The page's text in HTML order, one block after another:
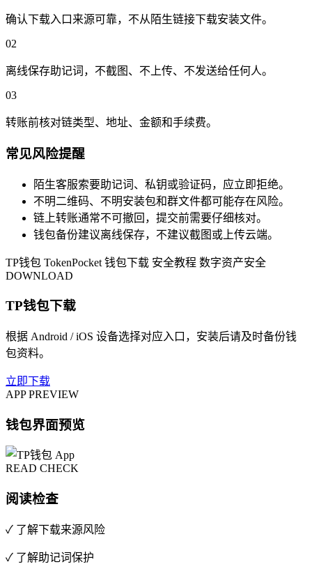
确认下载入口来源可靠，不从陌生链接下载安装文件。
02
离线保存助记词，不截图、不上传、不发送给任何人。
03
转账前核对链类型、地址、金额和手续费。
常见风险提醒
陌生客服索要助记词、私钥或验证码，应立即拒绝。
不明二维码、不明安装包和群文件都可能存在风险。
链上转账通常不可撤回，提交前需要仔细核对。
钱包备份建议离线保存，不建议截图或上传云端。
TP钱包 TokenPocket 钱包下载 安全教程 数字资产安全
DOWNLOAD
TP钱包下载
根据 Android / iOS 设备选择对应入口，安装后请及时备份钱
包资料。
立即下载
APP PREVIEW
钱包界面预览
READ CHECK
阅读检查
✓ 了解下载来源风险
✓ 了解助记词保护